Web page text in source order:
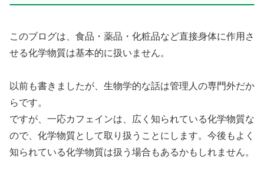
このブログは、食品・薬品・化粧品など直接身体に作用さ
せる化学物質は基本的に扱いません。
以前も書きましたが、生物学的な話は管理人の専門外だか
らです。
ですが、一応カフェインは、広く知られている化学物質な
ので、化学物質として取り扱うことにします。今後もよく
知られている化学物質は扱う場合もあるかもしれません。